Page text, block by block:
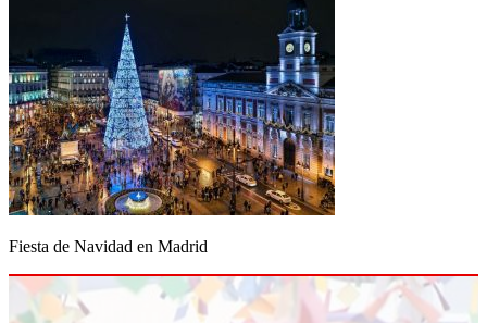
Fiesta de Navidad en Madrid